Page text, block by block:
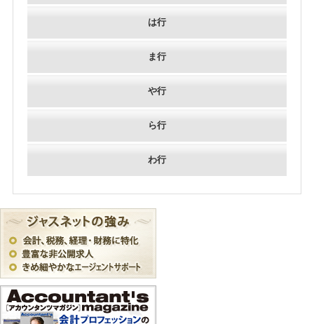
は行
ま行
や行
ら行
わ行